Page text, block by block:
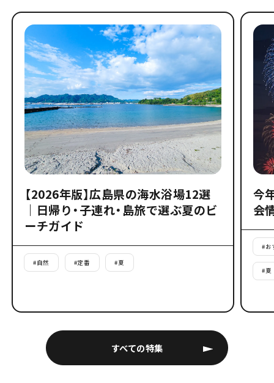
すべての特集
【2026年版】広島県の海水浴場12選
｜日帰り・子連れ・島旅で選ぶ夏のビ
ーチガイド
#自然 #定番 #夏
今
会
#お
#夏